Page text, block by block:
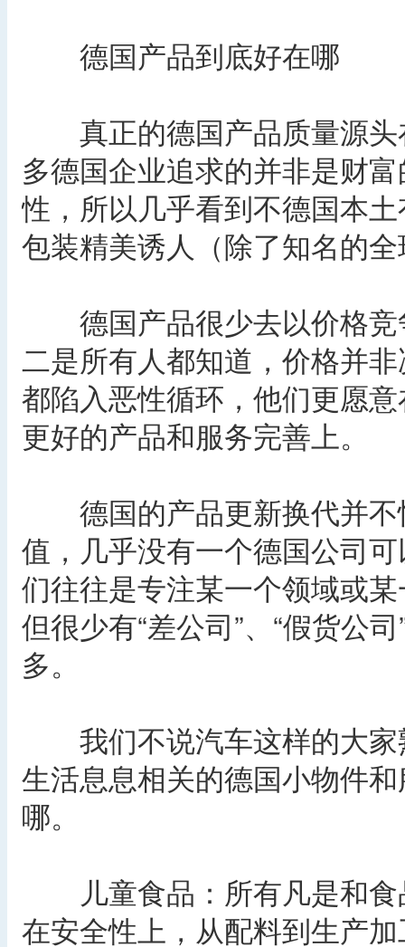
德国产品到底好在哪
真正的德国产品质量源头
多德国企业追求的并非是财
性，所以几乎看到不德国本
包装精美诱人（除了知名的
德国产品很少去以价格竞
二是所有人都知道，价格并
都陷入恶性循环，他们更愿
更好的产品和服务完善上。
德国的产品更新换代并不
值，几乎没有一个德国公司
们往往是专注某一个领域或某
但很少有“差公司”、“假货公
多。
我们不说汽车这样的大家
生活息息相关的德国小物件
哪。
儿童食品：所有凡是和食
在安全性上，从配料到生产